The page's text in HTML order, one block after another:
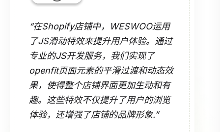
“在Shopify店铺中，WESWOO运用
了JS滑动特效来提升用户体验。通过
专业的JS开发服务，我们实现了
openfit页面元素的平滑过渡和动态效
果，使得整个店铺界面更加生动和有
趣。这些特效不仅提升了用户的浏览
体验，还增强了店铺的品牌形象.”